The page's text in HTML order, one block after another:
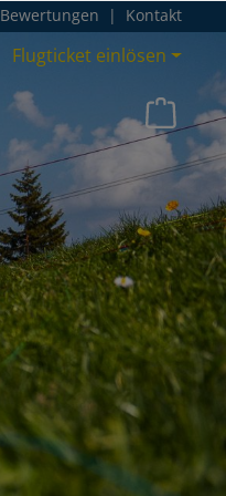
Bewertungen | Kontakt
Flugticket einlösen